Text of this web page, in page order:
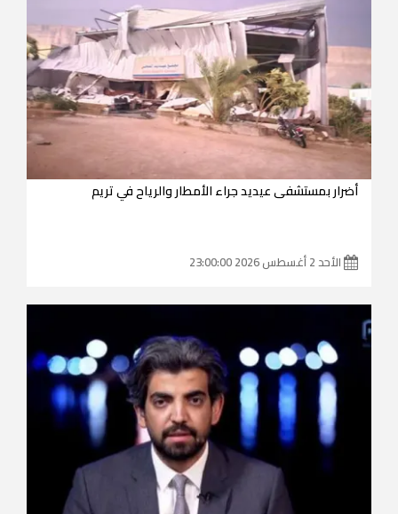
أضرار بمستشفى عيديد جراء الأمطار والرياح في تريم
الأحد 2 أغسطس 2026 23:00:00